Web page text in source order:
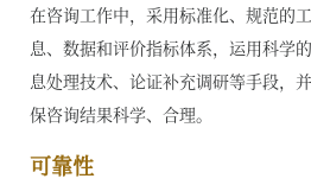
在咨询工作中，采用标准化、规范的
息、数据和评价指标体系，运用科学
息处理技术、论证补充调研等手段，
保咨询结果科学、合理。
可靠性